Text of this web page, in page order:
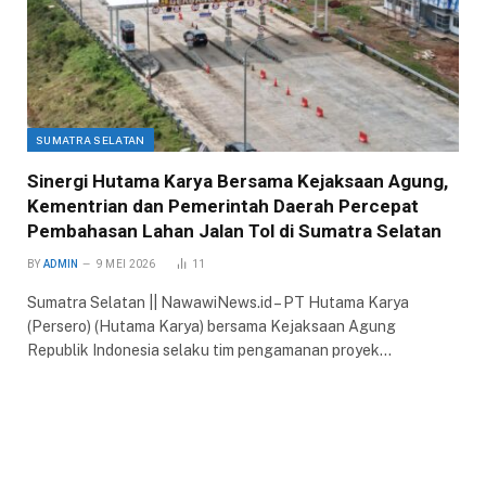
SUMATRA SELATAN
Sinergi Hutama Karya Bersama Kejaksaan Agung,
Kementrian dan Pemerintah Daerah Percepat
Pembahasan Lahan Jalan Tol di Sumatra Selatan
BY ADMIN 9 MEI 2026 11
Sumatra Selatan || NawawiNews.id – PT Hutama Karya
(Persero) (Hutama Karya) bersama Kejaksaan Agung
Republik Indonesia selaku tim pengamanan proyek…